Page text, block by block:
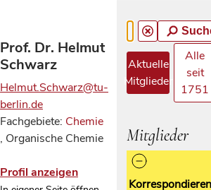
Prof. Dr. Helmut
Schwarz
Helmut.Schwarz@tu-
berlin.de
Fachgebiete: Chemie
, Organische Chemie
Profil anzeigen
Aktuelle
Mitglieder
Alle
seit
1751
Mitglieder